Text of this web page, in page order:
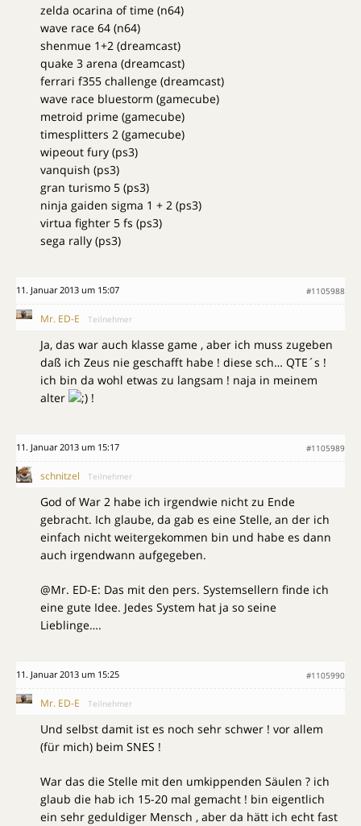
zelda ocarina of time (n64)
wave race 64 (n64)
shenmue 1+2 (dreamcast)
quake 3 arena (dreamcast)
ferrari f355 challenge (dreamcast)
wave race bluestorm (gamecube)
metroid prime (gamecube)
timesplitters 2 (gamecube)
wipeout fury (ps3)
vanquish (ps3)
gran turismo 5 (ps3)
ninja gaiden sigma 1 + 2 (ps3)
virtua fighter 5 fs (ps3)
sega rally (ps3)
11. Januar 2013 um 15:07 #1105988
Mr. ED-E Teilnehmer
Ja, das war auch klasse game , aber ich muss zugeben
daß ich Zeus nie geschafft habe ! diese sch… QTE´s !
ich bin da wohl etwas zu langsam ! naja in meinem
alter
!
11. Januar 2013 um 15:17 #1105989
schnitzel Teilnehmer
God of War 2 habe ich irgendwie nicht zu Ende
gebracht. Ich glaube, da gab es eine Stelle, an der ich
einfach nicht weitergekommen bin und habe es dann
auch irgendwann aufgegeben.
@Mr. ED-E: Das mit den pers. Systemsellern finde ich
eine gute Idee. Jedes System hat ja so seine
Lieblinge….
11. Januar 2013 um 15:25 #1105990
Mr. ED-E Teilnehmer
Und selbst damit ist es noch sehr schwer ! vor allem
(für mich) beim SNES !
War das die Stelle mit den umkippenden Säulen ? ich
glaub die hab ich 15-20 mal gemacht ! bin eigentlich
ein sehr geduldiger Mensch , aber da hätt ich echt fast